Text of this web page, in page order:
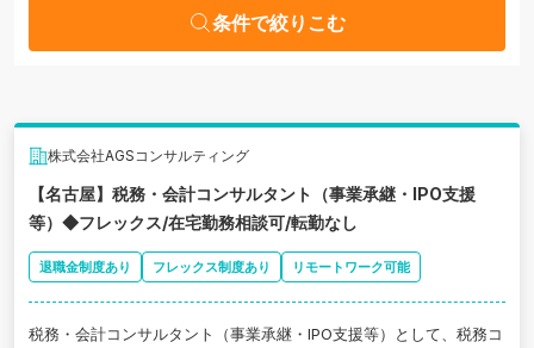
条件で絞りこむ
株式会社AGSコンサルティング
【名古屋】税務・会計コンサルタント（事業承継・IPO支援
等）◆フレックス/在宅勤務相談可/転勤なし
退職金制度あり フレックス制度あり リモートワーク可能
税務・会計コンサルタント（事業承継・IPO支援等）として、税務コ